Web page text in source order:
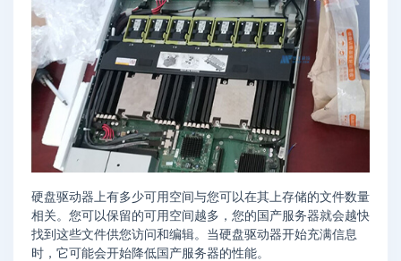
硬盘驱动器上有多少可用空间与您可以在其上存储的文件数量
相关。您可以保留的可用空间越多，您的国产服务器就会越快
找到这些文件供您访问和编辑。当硬盘驱动器开始充满信息
时，它可能会开始降低国产服务器的性能。